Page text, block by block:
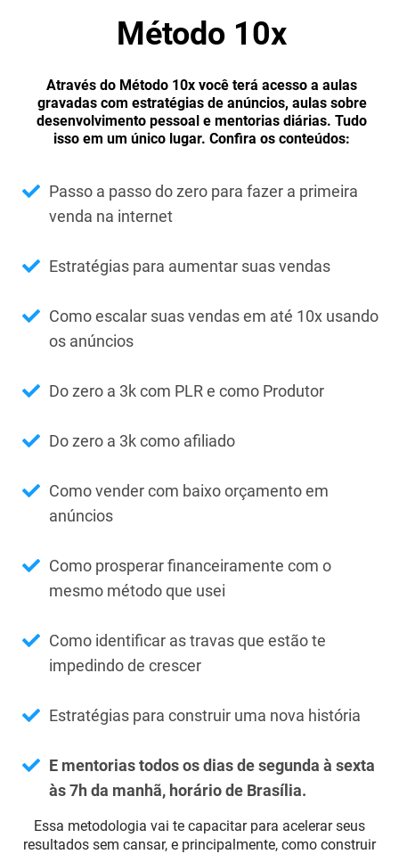
Método 10x
Através do Método 10x você terá acesso a aulas
gravadas com estratégias de anúncios, aulas sobre
desenvolvimento pessoal e mentorias diárias. Tudo
isso em um único lugar. Confira os conteúdos:
Passo a passo do zero para fazer a primeira
venda na internet
Estratégias para aumentar suas vendas
Como escalar suas vendas em até 10x usando
os anúncios
Do zero a 3k com PLR e como Produtor
Do zero a 3k como afiliado
Como vender com baixo orçamento em
anúncios
Como prosperar financeiramente com o
mesmo método que usei
Como identificar as travas que estão te
impedindo de crescer
Estratégias para construir uma nova história
E mentorias todos os dias de segunda à sexta
às 7h da manhã, horário de Brasília.
Essa metodologia vai te capacitar para acelerar seus
resultados sem cansar, e principalmente, como construir